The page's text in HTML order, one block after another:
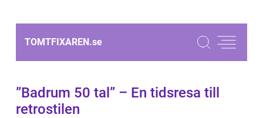
TOMTFIXAREN.se
”Badrum 50 tal” – En tidsresa till
retrostilen